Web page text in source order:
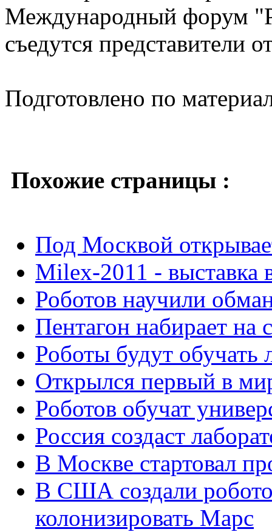
Международный форум
съедутся представители
Подготовлено по
Похожие страницы :
Под Москвой
Milex-2011 - выставка
Роботов научили
Пентагон набирает на
Роботы будут обучать
Открылся первый в
Роботов обучат
Россия создаст
В Москве стартовал
В США создали
колонизировать Марс